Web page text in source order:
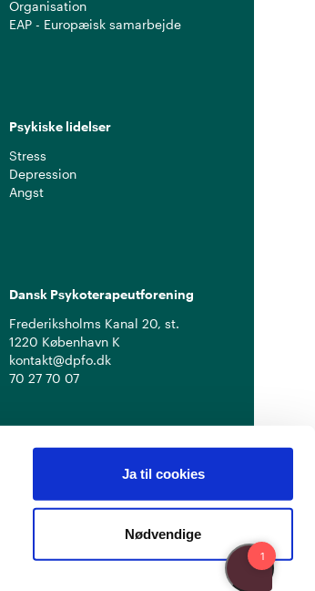
Ja til cookies
Nødvendige
Organisation
EAP - Europæisk samarbejde
Psykiske lidelser
Stress
Depression
Angst
Dansk Psykoterapeutforening
Frederiksholms Kanal 20, st.
1220 København K
kontakt@dpfo.dk
70 27 70 07
Cookiepolitik